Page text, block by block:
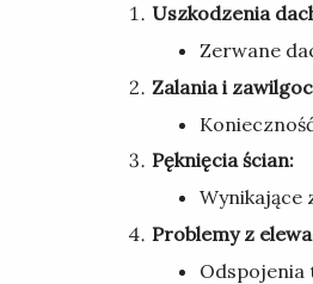
Uszkodzenia
Zerwane
Zalania i
Pęknięcia ścian:
Wynikające
Problemy z
Odspojenia